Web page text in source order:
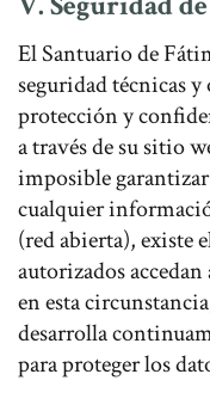
El Santuario de
seguridad técnicas
protección y
a través de su sitio
imposible
cualquier
(red abierta), existe
autorizados
en esta
desarrolla
para proteger los